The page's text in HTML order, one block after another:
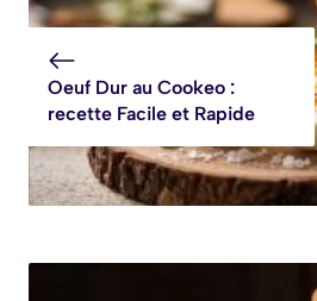
Oeuf Dur au Cookeo :
recette Facile et Rapide